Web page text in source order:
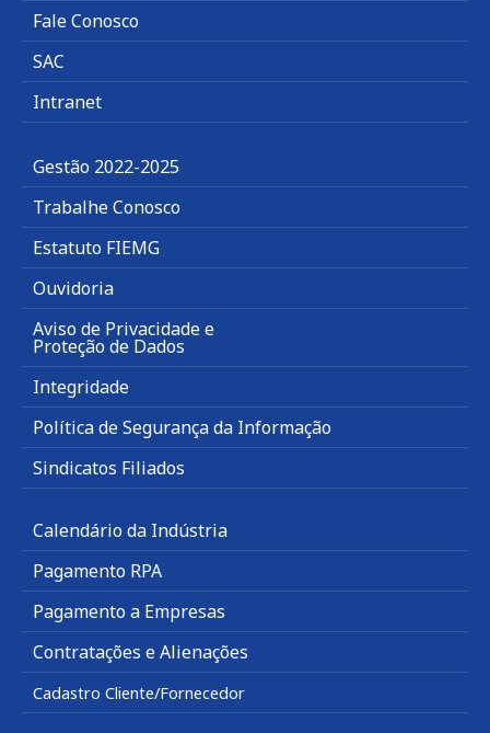
Fale Conosco
SAC
Intranet
Gestão 2022-2025
Trabalhe Conosco
Estatuto FIEMG
Ouvidoria
Aviso de Privacidade e
Proteção de Dados
Integridade
Política de Segurança da Informação
Sindicatos Filiados
Calendário da Indústria
Pagamento RPA
Pagamento a Empresas
Contratações e Alienações
Cadastro Cliente/Fornecedor